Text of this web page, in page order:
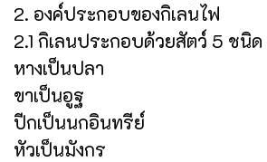
2. องค์ประกอบของกิเลนไฟ
2.1 กิเลนประกอบด้วยสัตว์ 5 ชนิด
หางเป็นปลา
ขาเป็นอูฐ
ปีกเป็นนกอินทรีย์
หัวเป็นมังกร